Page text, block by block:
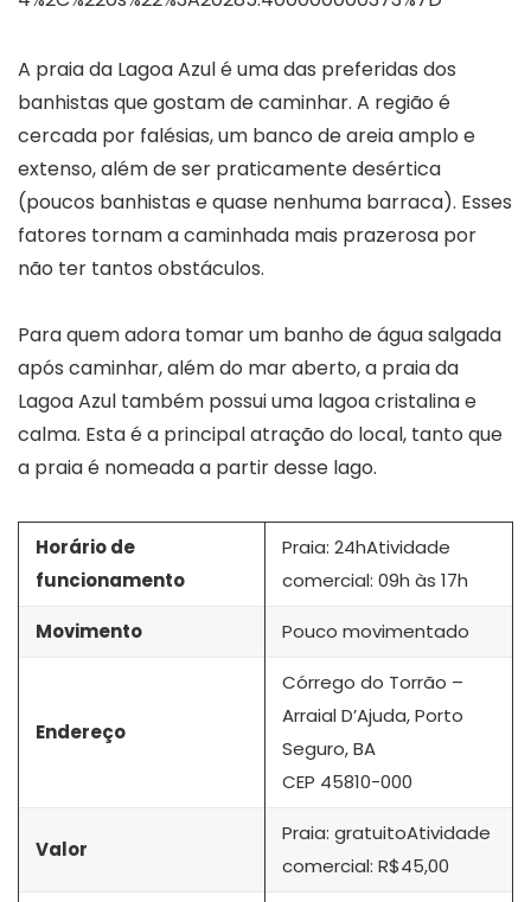
A praia da Lagoa Azul é uma das preferidas dos
banhistas que gostam de caminhar. A região é
cercada por falésias, um banco de areia amplo e
extenso, além de ser praticamente desértica
(poucos banhistas e quase nenhuma barraca). Esses
fatores tornam a caminhada mais prazerosa por
não ter tantos obstáculos.
Para quem adora tomar um banho de água salgada
após caminhar, além do mar aberto, a praia da
Lagoa Azul também possui uma lagoa cristalina e
calma. Esta é a principal atração do local, tanto que
a praia é nomeada a partir desse lago.
Horário de
funcionamento
Praia: 24hAtividade
comercial: 09h às 17h
Movimento Pouco movimentado
Endereço
Córrego do Torrão –
Arraial D’Ajuda, Porto
Seguro, BA
CEP 45810-000
Valor
Praia: gratuitoAtividade
comercial: R$45,00